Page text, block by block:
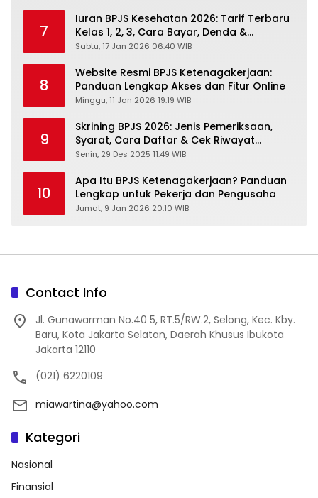
7
Iuran BPJS Kesehatan 2026: Tarif Terbaru
Kelas 1, 2, 3, Cara Bayar, Denda &
Panduan Lengkap Peserta JKN-KIS
Sabtu, 17 Jan 2026 06:40 WIB
8
Website Resmi BPJS Ketenagakerjaan:
Panduan Lengkap Akses dan Fitur Online
Minggu, 11 Jan 2026 19:19 WIB
9
Skrining BPJS 2026: Jenis Pemeriksaan,
Syarat, Cara Daftar & Cek Riwayat
Kesehatan Gratis
Senin, 29 Des 2025 11:49 WIB
10
Apa Itu BPJS Ketenagakerjaan? Panduan
Lengkap untuk Pekerja dan Pengusaha
Jumat, 9 Jan 2026 20:10 WIB
Contact Info
Jl. Gunawarman No.40 5, RT.5/RW.2, Selong, Kec. Kby.
Baru, Kota Jakarta Selatan, Daerah Khusus Ibukota
Jakarta 12110
(021) 6220109
miawartina@yahoo.com
Kategori
Nasional
Finansial